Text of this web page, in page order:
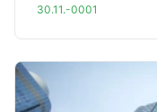
30.11.-0001